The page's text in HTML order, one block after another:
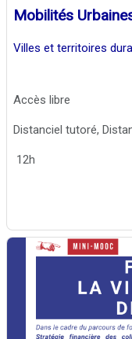
Mobilités
Villes et territoires
Accès libre
Distanciel tutoré,
12h